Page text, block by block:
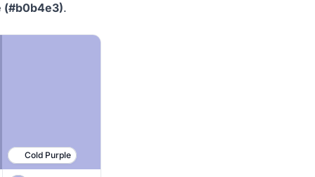
(#b0b4e3).
Cold Purple